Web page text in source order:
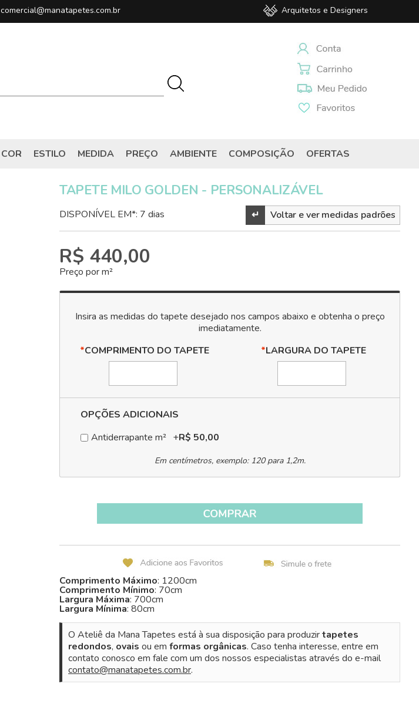
comercial@manatapetes.com.br Arquitetos e Designers
COR ESTILO MEDIDA PREÇO AMBIENTE COMPOSIÇÃO OFERTAS
TAPETE MILO GOLDEN - PERSONALIZÁVEL
DISPONÍVEL EM*: 7 dias ↵ Voltar e ver medidas padrões
R$ 440,00
Preço por m²
*COMPRIMENTO DO TAPETE *LARGURA DO TAPETE
OPÇÕES ADICIONAIS
Antiderrapante m² +R$ 50,00
Comprimento Máximo: 1200cm
Comprimento Mínimo: 70cm
Largura Máxima: 700cm
Largura Mínima: 80cm
O Ateliê da Mana Tapetes está à sua disposição para produzirtapetes
redondos, ovais ou em formas orgânicas. Caso tenha interesse, entre em
contato conosco em fale com um dos nossos especialistas através do e-mail
contato@manatapetes.com.br.